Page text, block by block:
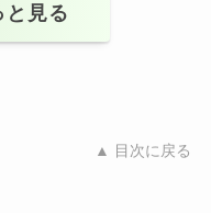
と見る
▲ 目次に戻る